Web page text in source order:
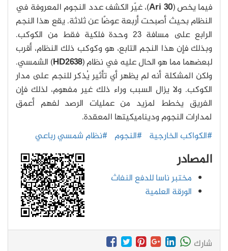
فيما يخص (Ari 30)، غيّر الكشف عدد النجوم المعروفة في
النظام بحيث أصبحت أربعة عوضًا عن ثلاثة. يقع هذا النجم
الرابع على مسافة 23 وحدة فلكية فقط من الكوكب.
وبذلك فإن هذا النجم التابع، هو وكوكب ذلك النظام، أقرب
لبعضهما مما هو الحال عليه في نظام (HD2638) الشمسي.
ولكن المشكلة أنه لم يظهر أي تأثير يُذكر للنجم على مدار
الكوكب. ولا يزال السبب وراء ذلك غير مفهوم، لذلك فإن
الفريق يخطط لمزيد من عمليات الرصد لفهم أعمق
لمدارات النجوم وديناميكيتها المعقدة.
#الكواكب الخارجية #النجوم #نظام شمسي رباعي
المصادر
مختبر ناسا للدفع النفاث
الورقة العلمية
شارك